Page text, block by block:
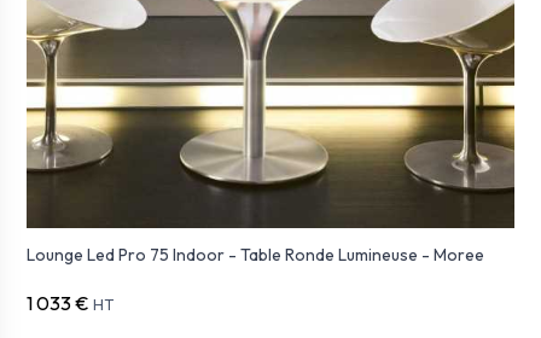
Lounge Led Pro 75 Indoor - Table Ronde Lumineuse - Moree
1 033 € HT